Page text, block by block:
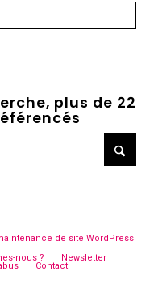
plus de 22
de site WordPress
nous ? Newsletter
Contact